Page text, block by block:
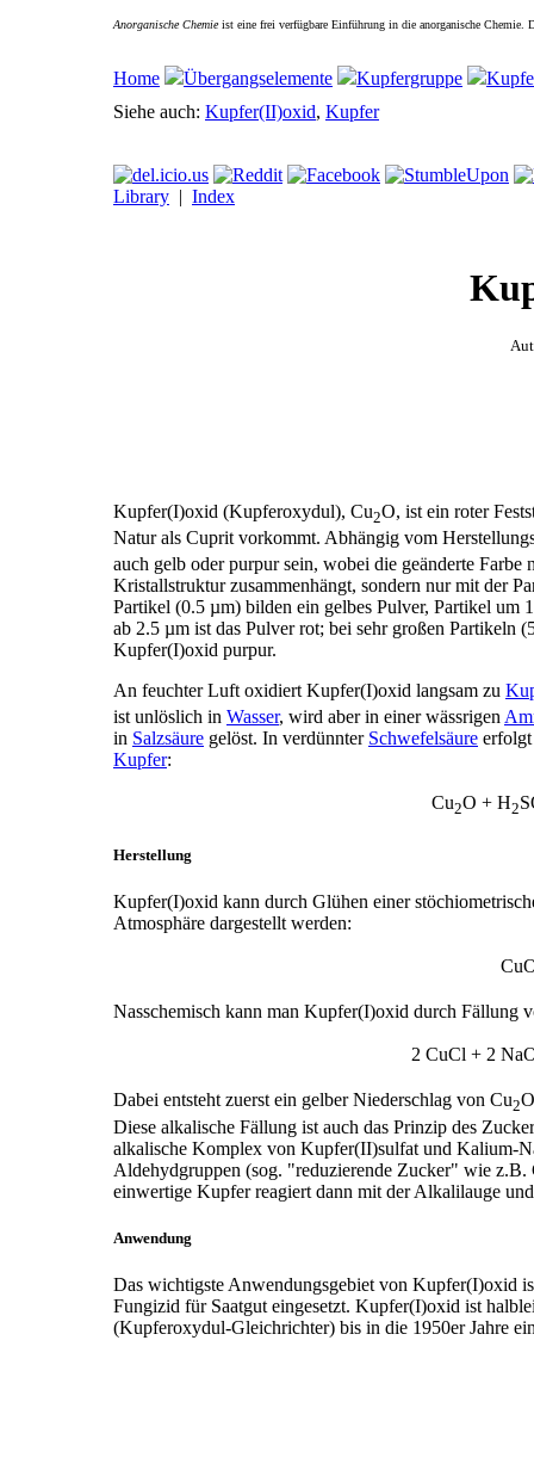
Anorganische Chemieist eine frei verfügbare Einführung in die anorganische
Home Übergangselemente Kupfergruppe
Siehe auch: Kupfer(II)oxid, Kupfer
Library | Index
Kupfer(I)oxid (Kupferoxydul), Cu2O, ist ein roter
Natur als Cuprit vorkommt. Abhängig vom
auch gelb oder purpur sein, wobei die geänderte Farbe
Kristallstruktur zusammenhängt, sondern nur mit der
Partikel (0.5 µm) bilden ein gelbes Pulver, Partikel um
ab 2.5 µm ist das Pulver rot; bei sehr großen Partikeln
Kupfer(I)oxid purpur.
An feuchter Luft oxidiert Kupfer(I)oxid langsam zu
ist unlöslich in Wasser, wird aber in einer wässrigen
in Salzsäure gelöst. In verdünnter Schwefelsäure
Kupfer:
Cu2O + H2
Herstellung
Kupfer(I)oxid kann durch Glühen einer
Atmosphäre dargestellt werden:
Nasschemisch kann man Kupfer(I)oxid durch Fällung
2 CuCl + 2
Dabei entsteht zuerst ein gelber Niederschlag von Cu2
Diese alkalische Fällung ist auch das Prinzip des
alkalische Komplex von Kupfer(II)sulfat und Kalium-
Aldehydgruppen (sog. "reduzierende Zucker" wie z.B.
einwertige Kupfer reagiert dann mit der Alkalilauge
Anwendung
Das wichtigste Anwendungsgebiet von Kupfer(I)oxid
Fungizid für Saatgut eingesetzt. Kupfer(I)oxid ist
(Kupferoxydul-Gleichrichter) bis in die 1950er Jahre